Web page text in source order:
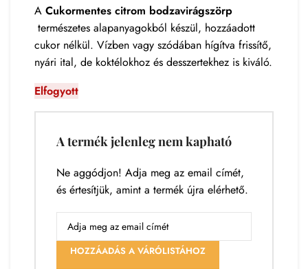
A Cukormentes citrom bodzavirágszörp
természetes alapanyagokból készül, hozzáadott
cukor nélkül. Vízben vagy szódában hígítva frissítő,
nyári ital, de koktélokhoz és desszertekhez is kiváló.
Elfogyott
A termék jelenleg nem kapható
Ne aggódjon! Adja meg az email címét,
és értesítjük, amint a termék újra elérhető.
HOZZÁADÁS A VÁRÓLISTÁHOZ